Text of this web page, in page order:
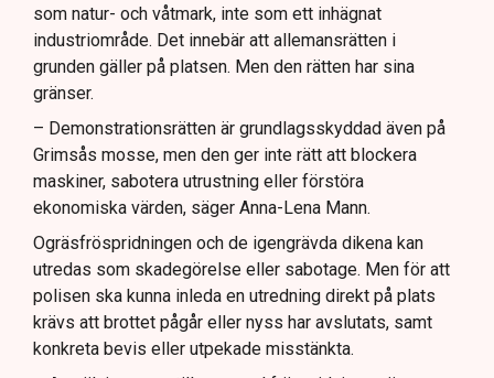
som natur- och våtmark, inte som ett inhägnat
industriområde. Det innebär att allemansrätten i
grunden gäller på platsen. Men den rätten har sina
gränser.
– Demonstrationsrätten är grundlagsskyddad även på
Grimsås mosse, men den ger inte rätt att blockera
maskiner, sabotera utrustning eller förstöra
ekonomiska värden, säger Anna-Lena Mann.
Ogräsfröspridningen och de igengrävda dikena kan
utredas som skadegörelse eller sabotage. Men för att
polisen ska kunna inleda en utredning direkt på plats
krävs att brottet pågår eller nyss har avslutats, samt
konkreta bevis eller utpekade misstänkta.